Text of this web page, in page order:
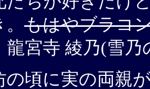
。もはやブラコ
龍宮寺 綾乃(雪
の頃に実の両親